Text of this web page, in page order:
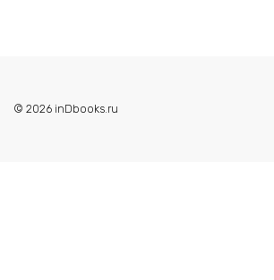
© 2026 inDbooks.ru